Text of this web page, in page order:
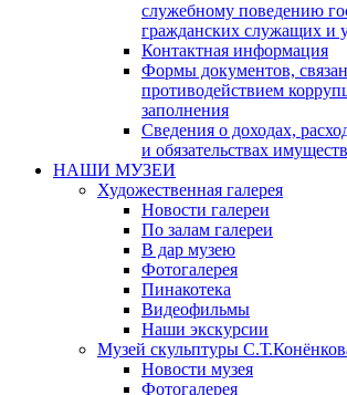
служебному поведению
гражданских служащих и
Контактная информация
Формы документов,
противодействием
заполнения
Сведения о доходах,
и обязательствах
НАШИ МУЗЕИ
Художественная галерея
Новости галереи
По залам галереи
В дар музею
Фотогалерея
Пинакотека
Видеофильмы
Наши экскурсии
Музей скульптуры
Новости музея
Фотогалерея